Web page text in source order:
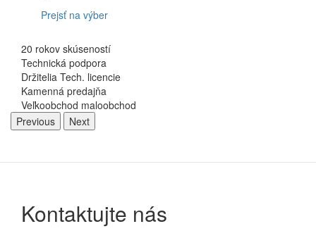
Prejsť na výber
20 rokov skúseností
Technická podpora
Držitelia Tech. licencie
Kamenná predajňa
Veľkoobchod maloobchod
Previous
Next
Kontaktujte nás